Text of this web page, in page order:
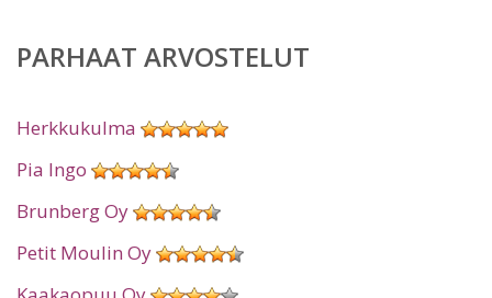
PARHAAT ARVOSTELUT
Herkkukulma
Pia Ingo
Brunberg Oy
Petit Moulin Oy